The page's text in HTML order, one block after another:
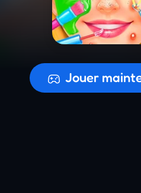
Jouer
Préparation du